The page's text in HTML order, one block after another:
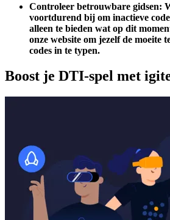
Controleer betrouwbare gidsen:
voortdurend bij om inactieve
alleen te bieden wat op dit
onze website om jezelf de moeite
codes in te typen.
Boost je DTI-spel met